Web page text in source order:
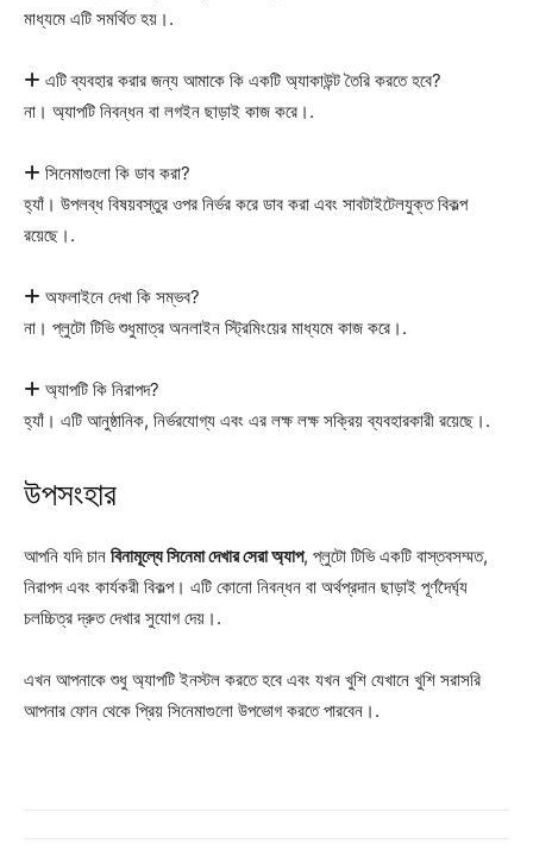
মাধ্যমে এটি সমর্থিত হয়।.
এটি ব্যবহার করার জন্য আমাকে কি একটি অ্যাকাউন্ট তৈরি করতে হবে?
না। অ্যাপটি নিবন্ধন বা লগইন ছাড়াই কাজ করে।.
সিনেমাগুলো কি ডাব করা?
হ্যাঁ। উপলব্ধ বিষয়বস্তুর ওপর নির্ভর করে ডাব করা এবং সাবটাইটেলযুক্ত বিকল্প
রয়েছে।.
অফলাইনে দেখা কি সম্ভব?
না। প্লুটো টিভি শুধুমাত্র অনলাইন স্ট্রিমিংয়ের মাধ্যমে কাজ করে।.
অ্যাপটি কি নিরাপদ?
হ্যাঁ। এটি আনুষ্ঠানিক, নির্ভরযোগ্য এবং এর লক্ষ লক্ষ সক্রিয় ব্যবহারকারী রয়েছে।.
উপসংহার
আপনি যদি চান বিনামূল্যে সিনেমা দেখার সেরা অ্যাপ, প্লুটো টিভি একটি বাস্তবসম্মত,
নিরাপদ এবং কার্যকরী বিকল্প। এটি কোনো নিবন্ধন বা অর্থপ্রদান ছাড়াই পূর্ণদৈর্ঘ্য
চলচ্চিত্র দ্রুত দেখার সুযোগ দেয়।.
এখন আপনাকে শুধু অ্যাপটি ইনস্টল করতে হবে এবং যখন খুশি যেখানে খুশি সরাসরি
আপনার ফোন থেকে প্রিয় সিনেমাগুলো উপভোগ করতে পারবেন।.